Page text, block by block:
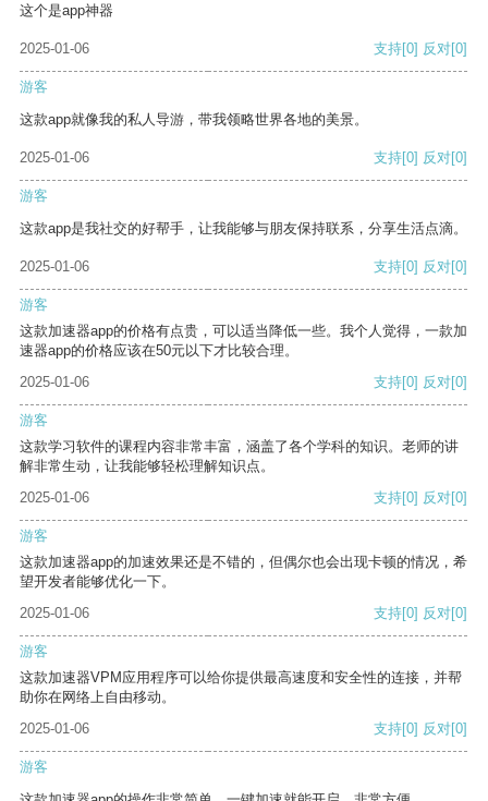
这个是app神器
2025-01-06 支持[0] 反对[0]
游客
这款app就像我的私人导游，带我领略世界各地的美景。
2025-01-06 支持[0] 反对[0]
游客
这款app是我社交的好帮手，让我能够与朋友保持联系，分享生活点滴。
2025-01-06 支持[0] 反对[0]
游客
这款加速器app的价格有点贵，可以适当降低一些。我个人觉得，一款加
速器app的价格应该在50元以下才比较合理。
2025-01-06
支持[0] 反对[0]
游客
这款学习软件的课程内容非常丰富，涵盖了各个学科的知识。老师的讲
解非常生动，让我能够轻松理解知识点。
2025-01-06
支持[0] 反对[0]
游客
这款加速器app的加速效果还是不错的，但偶尔也会出现卡顿的情况，希
望开发者能够优化一下。
2025-01-06
支持[0] 反对[0]
游客
这款加速器VPM应用程序可以给你提供最高速度和安全性的连接，并帮
助你在网络上自由移动。
2025-01-06
支持[0] 反对[0]
游客